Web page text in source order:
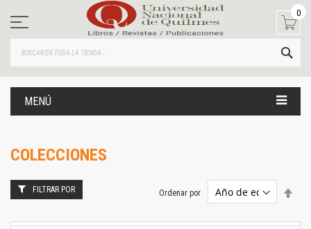
contenido
0
MENÚ
COLECCIONES
Ordenar por
FILTRAR POR